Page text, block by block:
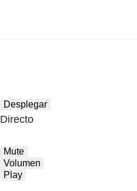
Desplegar
Directo
Mute
Volumen
Play